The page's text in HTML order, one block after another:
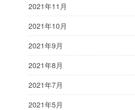
2021年11月
2021年10月
2021年9月
2021年8月
2021年7月
2021年5月